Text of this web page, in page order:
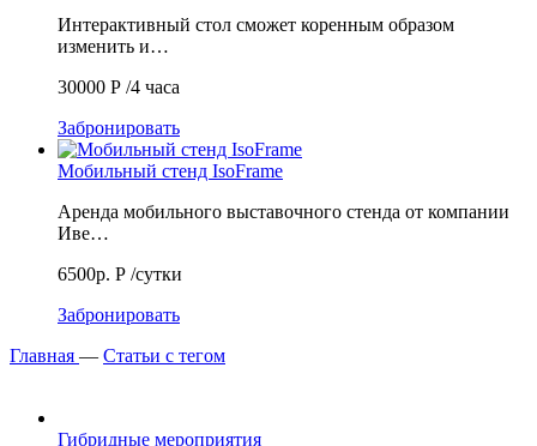
Интерактивный стол сможет коренным образом
изменить и…
30000 Р /4 часа
Забронировать
Мобильный стенд IsoFrame
Аренда мобильного выставочного стенда от компании
Иве…
6500р. Р /сутки
Забронировать
Главная — Статьи с тегом
Гибридные мероприятия